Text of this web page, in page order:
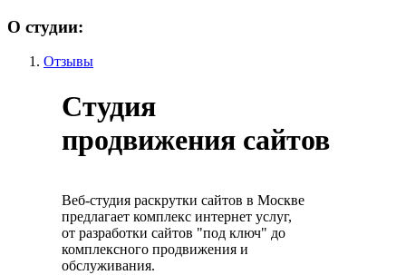
О студии:
Отзывы
Студия
продвижения сайтов
Веб-студия раскрутки сайтов в Москве
предлагает комплекс интернет услуг,
от разработки сайтов "под ключ" до
комплексного продвижения и
обслуживания.